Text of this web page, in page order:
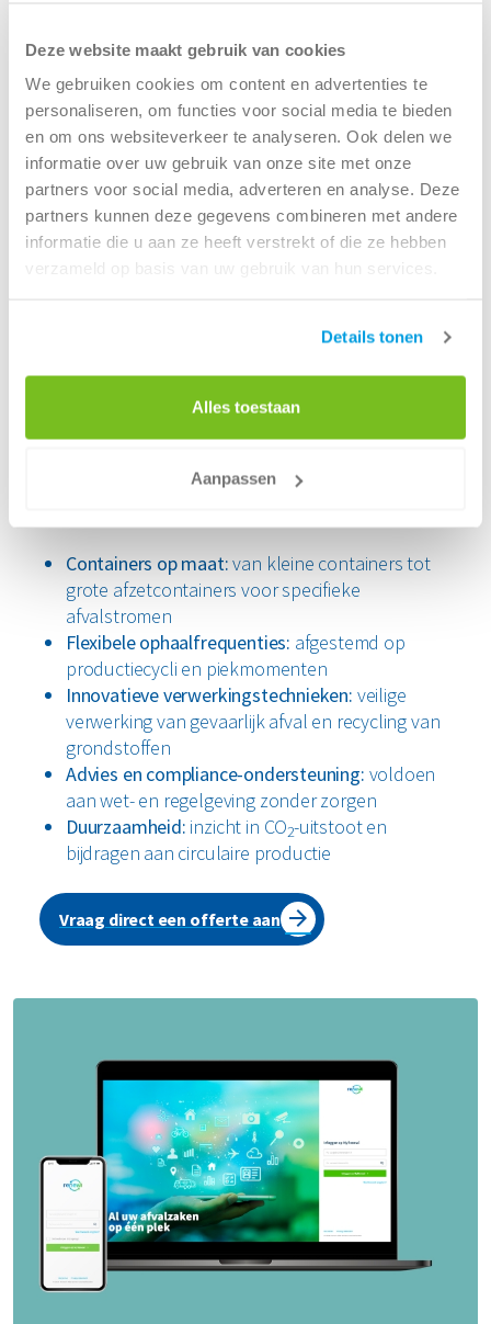
Deze website maakt gebruik van cookies
We gebruiken cookies om content en advertenties te
personaliseren, om functies voor social media te bieden
en om ons websiteverkeer te analyseren. Ook delen we
informatie over uw gebruik van onze site met onze
partners voor social media, adverteren en analyse. Deze
partners kunnen deze gegevens combineren met andere
informatie die u aan ze heeft verstrekt of die ze hebben
verzameld op basis van uw gebruik van hun services.
Details tonen
Alles toestaan
Aanpassen
Prestatieladder.Deze methodiek helpt bedrijven bij het
inzichtelijk maken en verminderen van hun CO
2-uitstoot.
Renewi biedt ondersteuning bij het behalen van deze
certificering, zodat jouw bedrijf kan aantonen dat het
actief bijdraagt aan een lagere ecologische voetafdruk.
Met onze expertise in circulaire oplossingen en het
verschaffen van inzichten voor jouw CSRD-
rapportageverplichtingen, helpen we je om concrete
en een toekomstbestendige bedrijfsvoering.
nieuw en meer renew centraal staat.
Lees meer
Onze aanpak: flexibel, veilig en
Containers op maat:van kleine containers tot
grote afzetcontainers voor specifieke
afvalstromen
Flexibele ophaalfrequenties: afgestemd op
productiecycli en piekmomenten
Innovatieve verwerkingstechnieken: veilige
verwerking van gevaarlijk afval en recycling van
grondstoffen
Advies en compliance-ondersteuning: voldoen
aan wet- en regelgeving zonder zorgen
Duurzaamheid: inzicht in CO2-uitstoot en
bijdragen aan circulaire productie
Vraag direct een offerte aan